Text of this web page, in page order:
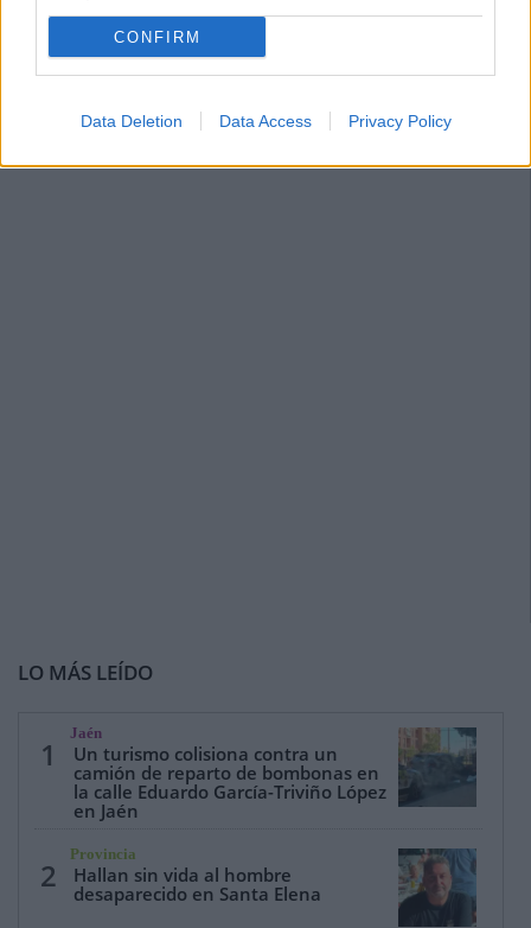
CONFIRM
Data Deletion Data Access Privacy Policy
LO MÁS LEÍDO
1
Jaén
Un turismo colisiona contra un
camión de reparto de bombonas en
la calle Eduardo García-Triviño López
en Jaén
2
Provincia
Hallan sin vida al hombre
desaparecido en Santa Elena